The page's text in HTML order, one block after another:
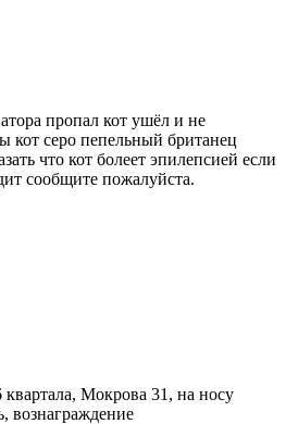
пропал кот ушёл и не
кот серо пепельный британец
что кот болеет эпилепсией если
сообщите пожалуйста.
Мокрова 31, на носу
вознаграждение